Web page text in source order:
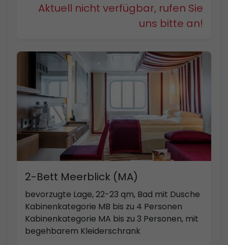
Aktuell nicht verfügbar, rufen Sie
uns bitte an!
2-Bett Meerblick (MA)
bevorzugte Lage, 22-23 qm, Bad mit Dusche
Kabinenkategorie MB bis zu 4 Personen
Kabinenkategorie MA bis zu 3 Personen, mit
begehbarem Kleiderschrank